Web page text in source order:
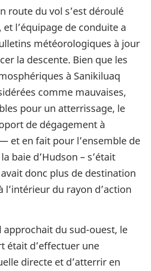
route du vol s’est déroulé
l’équipage de conduite a
météorologiques à jour
la descente. Bien que les
à Sanikiluaq
comme mauvaises,
pour un atterrissage, le
de dégagement à
et en fait pour l’ensemble de
baie d’Hudson – s’était
donc plus de destination
l’intérieur du rayon d’action
approchait du sud-ouest, le
était d’effectuer une
directe et d’atterrir en